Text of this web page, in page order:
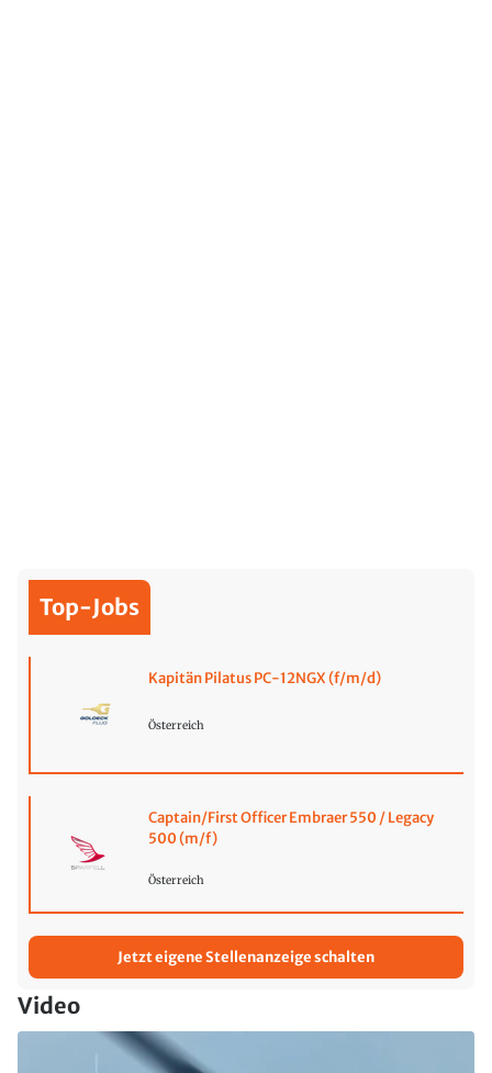
Top-Jobs
Kapitän Pilatus PC-12NGX (f/m/d)
Österreich
Captain/First Officer Embraer 550 / Legacy
500 (m/f)
Österreich
Jetzt eigene Stellenanzeige schalten
Video